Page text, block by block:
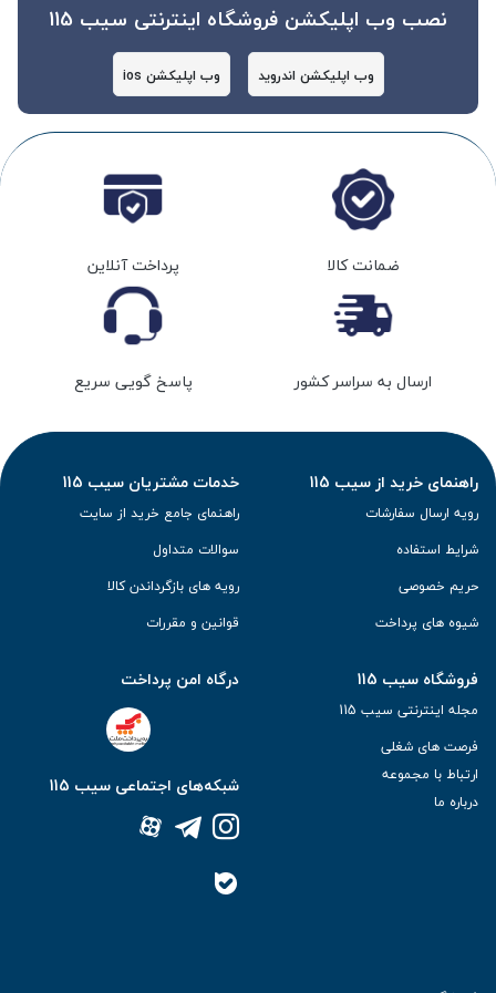
نصب وب اپلیکشن فروشگاه اینترنتی سیب 115
وب اپلیکشن اندروید وب اپلیکشن ios
ضمانت کالا پرداخت آنلاین
ارسال به سراسر کشور پاسخ گویی سریع
راهنمای خرید از سیب 115
رویه ارسال سفارشات
شرایط استفاده
حریم خصوصی
شیوه های پرداخت
خدمات مشتریان سیب 115
راهنمای جامع خرید از سایت
سوالات متداول
رویه های بازگرداندن کالا
قوانین و مقررات
فروشگاه سیب 115
مجله اینترنتی سیب 115
فرصت های شغلی
ارتباط با مجموعه
درباره ما
درگاه امن پرداخت
شبکه‌های اجتماعی سیب 115